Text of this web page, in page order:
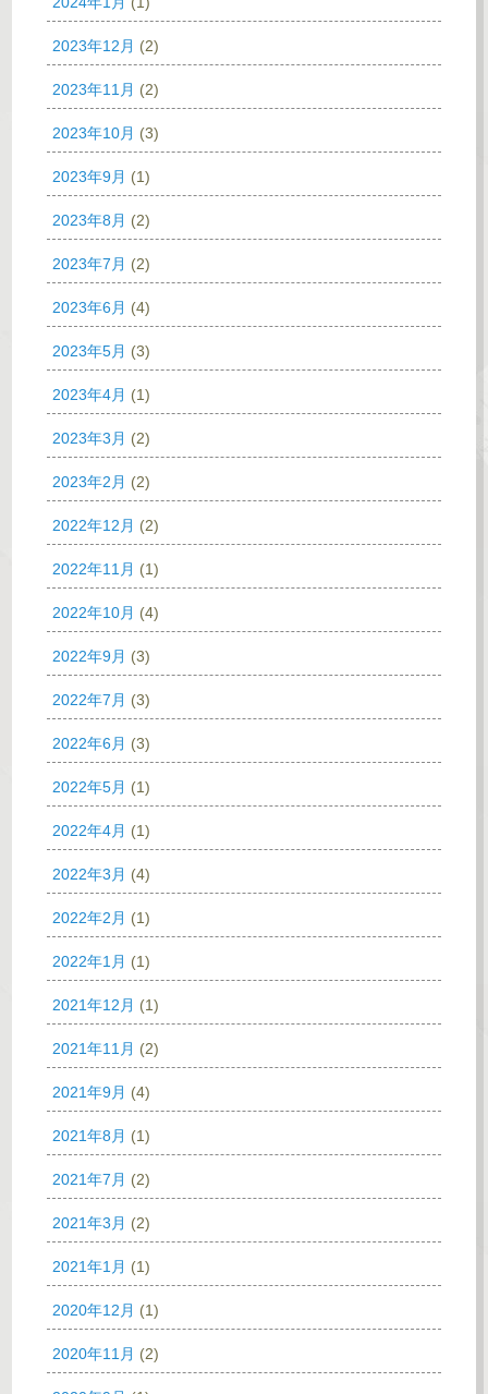
2023年12月 (2)
2023年11月 (2)
2023年10月 (3)
2023年9月 (1)
2023年8月 (2)
2023年7月 (2)
2023年6月 (4)
2023年5月 (3)
2023年4月 (1)
2023年3月 (2)
2023年2月 (2)
2022年12月 (2)
2022年11月 (1)
2022年10月 (4)
2022年9月 (3)
2022年7月 (3)
2022年6月 (3)
2022年5月 (1)
2022年4月 (1)
2022年3月 (4)
2022年2月 (1)
2022年1月 (1)
2021年12月 (1)
2021年11月 (2)
2021年9月 (4)
2021年8月 (1)
2021年7月 (2)
2021年3月 (2)
2021年1月 (1)
2020年12月 (1)
2020年11月 (2)